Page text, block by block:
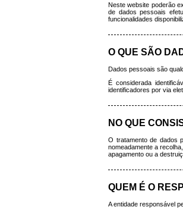
Neste website poderão
de dados pessoais
funcionalidades
O QUE SÃO
Dados pessoais são
É considerada
identificadores por via
NO QUE
O tratamento de dados
nomeadamente a
apagamento ou a
QUEM É O
A entidade responsável